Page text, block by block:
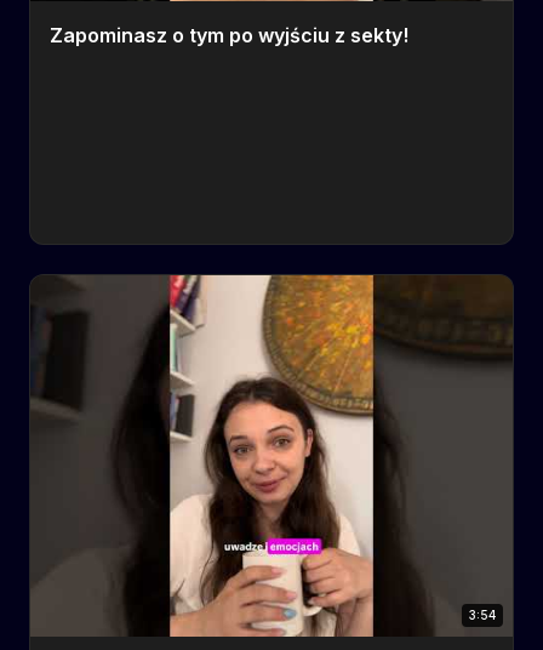
Zapominasz o tym po wyjściu z sekty!
3:54